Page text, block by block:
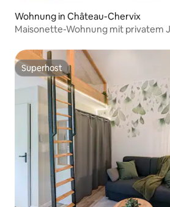
Wohnung in Château-Chervix
Maisonette-Wohnung mit privatem
Superhost
Superhost